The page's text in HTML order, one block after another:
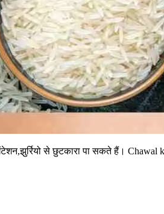
से छुटकारा पा सकते हैं। Chawal